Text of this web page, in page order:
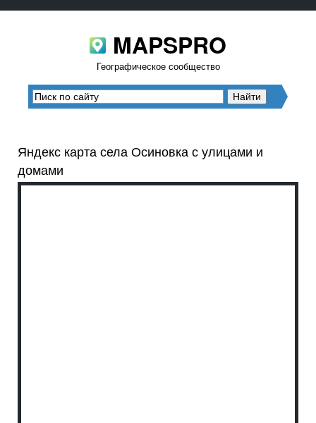
MAPSPRO
Географическое сообщество
Яндекс карта села Осиновка с улицами и
домами